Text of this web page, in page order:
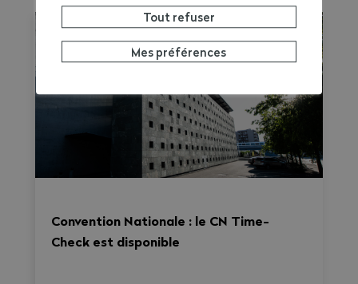
Convention Nationale : le CN Time-
Check est disponible
Tout refuser
Mes préférences